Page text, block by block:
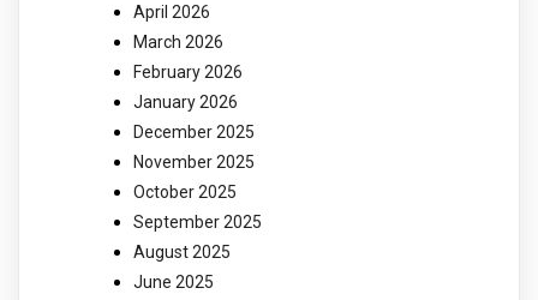
April 2026
March 2026
February 2026
January 2026
December 2025
November 2025
October 2025
September 2025
August 2025
June 2025